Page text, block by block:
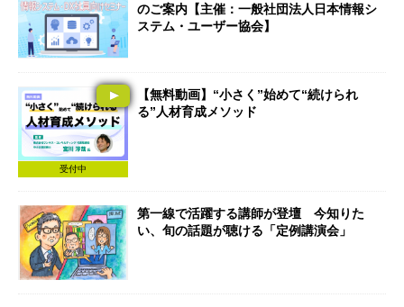
のご案内【主催：一般社団法人日本情報シ
ステム・ユーザー協会】
受付中
【無料動画】“小さく”始めて“続けられ
る”人材育成メソッド
第一線で活躍する講師が登壇 今知りた
い、旬の話題が聴ける「定例講演会」